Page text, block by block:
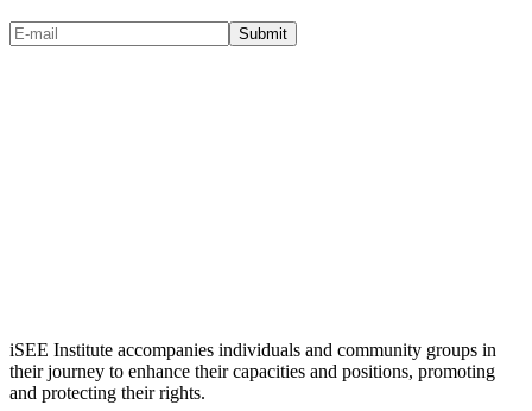
Submit
iSEE Institute accompanies individuals and community groups in
their journey to enhance their capacities and positions, promoting
and protecting their rights.